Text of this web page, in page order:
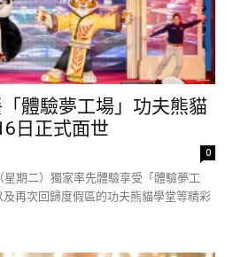
體驗夢工場」功夫熊貓
日正式面世
0
期二）獨家率先體驗享受「體驗夢工
再次回歸度假區的功夫熊貓學堂等精彩